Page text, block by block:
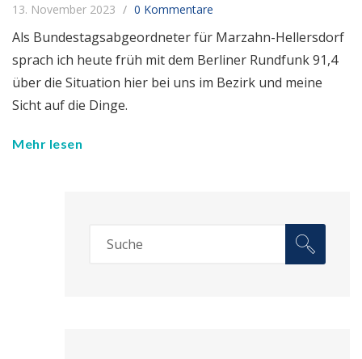
13. November 2023 0 Kommentare
Als Bundestagsabgeordneter für Marzahn-Hellersdorf
sprach ich heute früh mit dem Berliner Rundfunk 91,4
über die Situation hier bei uns im Bezirk und meine
Sicht auf die Dinge.
Mehr lesen